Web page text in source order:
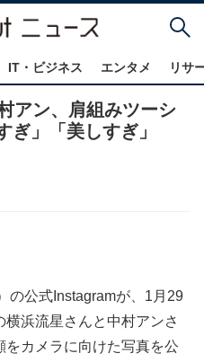
IT・ビジネス エンタメ リサ
アン、肩組みツーシ
ぎ」「美しすぎ」
の公式Instagramが、1月29
浜流星さんと中村アンさ
をカメラに向けた写真を公